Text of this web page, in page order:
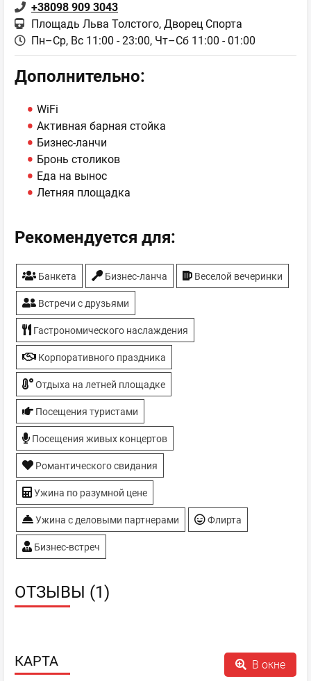
+38098 909 3043
Площадь Льва Толстого, Дворец Спорта
Пн–Ср, Вс 11:00 - 23:00, Чт–Сб 11:00 - 01:00
Дополнительно:
WiFi
Активная барная стойка
Бизнес-ланчи
Бронь столиков
Еда на вынос
Летняя площадка
Рекомендуется для:
Банкета Бизнес-ланча Веселой вечеринки
Встречи с друзьями
Гастрономического наслаждения
Корпоративного праздника
Отдыха на летней площадке
Посещения туристами
Посещения живых концертов
Романтического свидания
Ужина по разумной цене
Ужина с деловыми партнерами Флирта
Бизнес-встреч
ОТЗЫВЫ (1)
КАРТА В окне